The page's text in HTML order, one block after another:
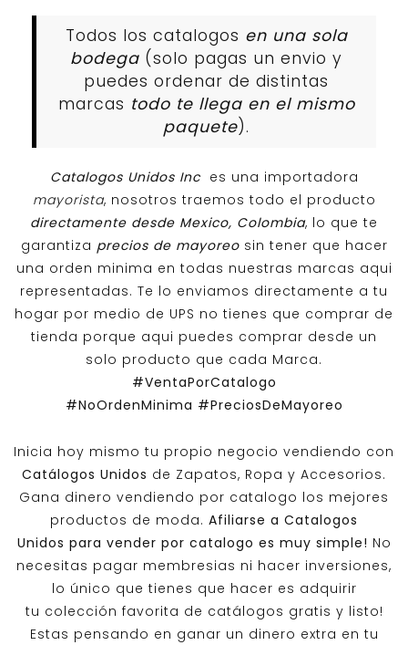
Todos los catalogos en una sola
bodega (solo pagas un envio y
puedes ordenar de distintas
marcas todo te llega en el mismo
paquete).
Catalogos Unidos Inc es una importadora
mayorista, nosotros traemos todo el producto
directamente desde Mexico, Colombia, lo que te
garantiza precios de mayoreosin tener que hacer
una orden minima en todas nuestras marcas aqui
representadas. Te lo enviamos directamente a tu
hogar por medio de UPS no tienes que comprar de
tienda porque aqui puedes comprar desde un
solo producto que cada Marca.
#VentaPorCatalogo
#NoOrdenMinima #PreciosDeMayoreo
Inicia hoy mismo tu propio negocio vendiendo con
Catálogos Unidos de Zapatos, Ropa y Accesorios.
Gana dinero vendiendo por catalogo los mejores
productos de moda. Afiliarse a Catalogos
Unidos para vender por catalogo es muy simple! No
necesitas pagar membresias ni hacer inversiones,
lo único que tienes que hacer es adquirir
tu colección favorita de catálogos gratis y listo!
Estas pensando en ganar un dinero extra en tu